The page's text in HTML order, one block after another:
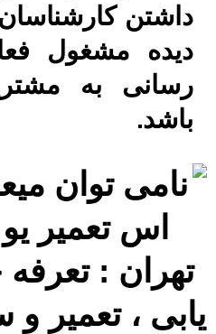
داشتن
دیده مشغول
رسانی به
باشد.